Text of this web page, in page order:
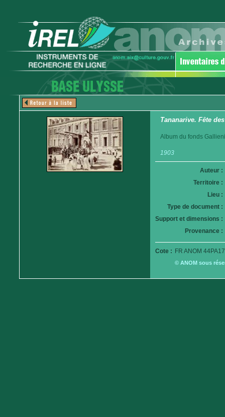
Tananarive. Fête
Album du fonds
1903
Auteur :
Territoire :
Lieu :
Type de document :
Support et dimensions :
Provenance :
Cote : FR ANOM
© ANOM sous